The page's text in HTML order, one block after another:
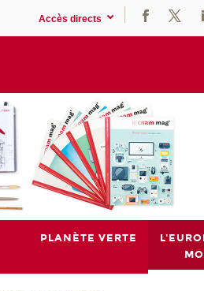
Accès directs
PLANÈTE VERTE